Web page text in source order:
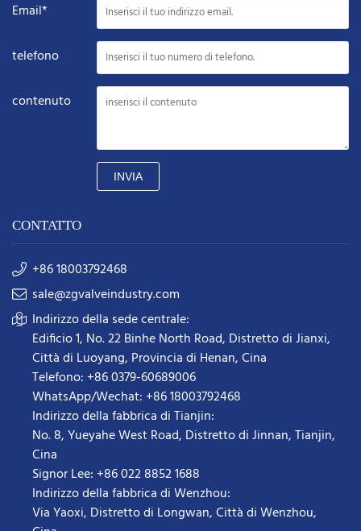
Email*
telefono
contenuto
INVIA
CONTATTO
+86 18003792468
sale@zgvalveindustry.com
Indirizzo della sede centrale:
Edificio 1, No. 22 Binhe North Road, Distretto di Jianxi,
Città di Luoyang, Provincia di Henan, Cina
Telefono: +86 0379-60689006
WhatsApp/Wechat: +86 18003792468
Indirizzo della fabbrica di Tianjin:
No. 8, Yueyahe West Road, Distretto di Jinnan, Tianjin,
Cina
Signor Lee: +86 022 8852 1688
Indirizzo della fabbrica di Wenzhou:
Via Yaoxi, Distretto di Longwan, Città di Wenzhou,